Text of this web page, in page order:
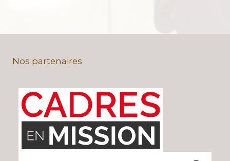
Nos partenaires